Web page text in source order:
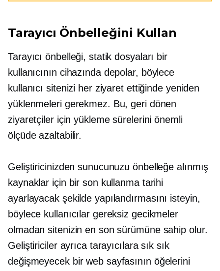
Tarayıcı Önbelleğini Kullan
Tarayıcı önbelleği, statik dosyaları bir
kullanıcının cihazında depolar, böylece
kullanıcı sitenizi her ziyaret ettiğinde yeniden
yüklenmeleri gerekmez. Bu, geri dönen
ziyaretçiler için yükleme sürelerini önemli
ölçüde azaltabilir.
Geliştiricinizden sunucunuzu önbelleğe alınmış
kaynaklar için bir son kullanma tarihi
ayarlayacak şekilde yapılandırmasını isteyin,
böylece kullanıcılar gereksiz gecikmeler
olmadan sitenizin en son sürümüne sahip olur.
Geliştiriciler ayrıca tarayıcılara sık sık
değişmeyecek bir web sayfasının öğelerini